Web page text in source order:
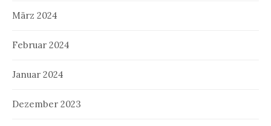
März 2024
Februar 2024
Januar 2024
Dezember 2023